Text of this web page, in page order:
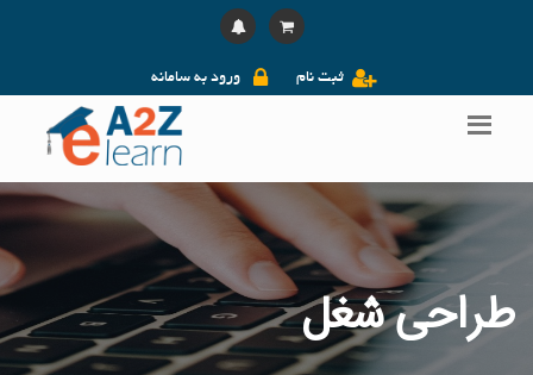
ورود به سامانه ثبت نام
طراحی شغل